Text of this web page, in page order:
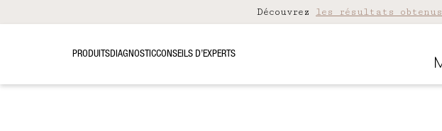
Découvrez les résultats obtenus
PRODUITSDIAGNOSTICCONSEILS D’EXPERTS